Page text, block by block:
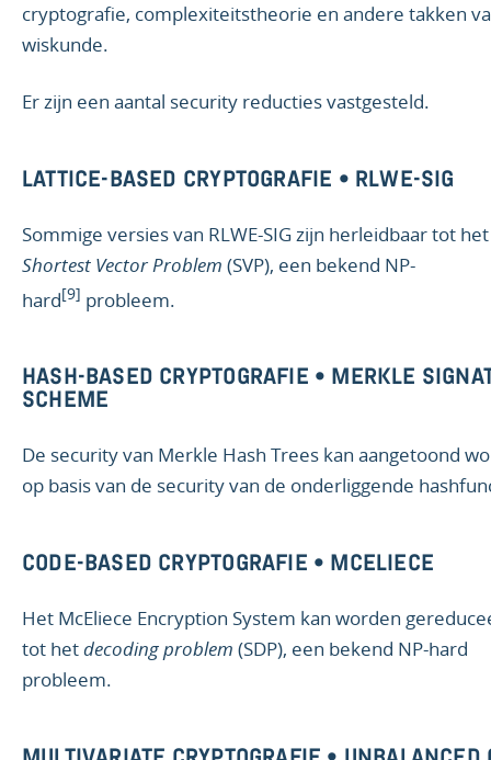
cryptografie, complexiteitstheorie en andere takken
wiskunde.
Er zijn een aantal security reducties vastgesteld.
LATTICE-BASED CRYPTOGRAFIE • RLWE-SIG
Sommige versies van RLWE-SIG zijn herleidbaar tot het
Shortest Vector Problem (SVP), een bekend NP-
hard[9] probleem.
HASH-BASED CRYPTOGRAFIE • MERKLE
SCHEME
De security van Merkle Hash Trees kan aangetoond
op basis van de security van de onderliggende
CODE-BASED CRYPTOGRAFIE • MCELIECE
Het McEliece Encryption System kan worden
tot hetdecoding problem (SDP), een bekend NP-hard
probleem.